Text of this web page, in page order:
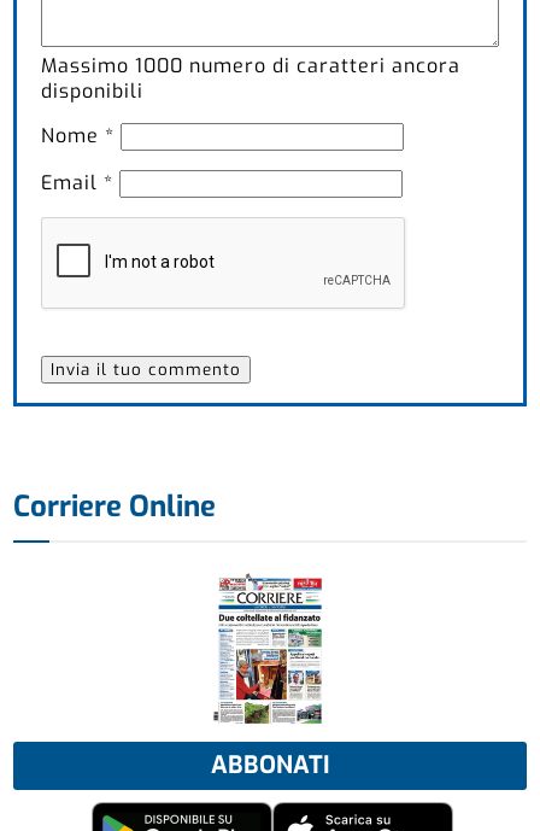
Massimo1000 numero di caratteri ancora
disponibili
Nome *
Email *
Corriere Online
ABBONATI